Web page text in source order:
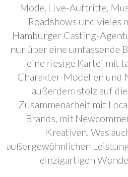
Mode, Live-Auftritte,
Roadshows und vieles
Hamburger Casting-
nur über eine umfassende
eine riesige Kartei mit
Charakter-Modellen und
außerdem stolz auf
Zusammenarbeit mit
Brands, mit
Kreativen. Was
außergewöhnlichen
einzigartigen